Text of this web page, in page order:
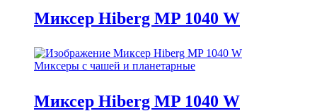
Миксер Hiberg MP 1040 W
Миксеры с чашей и планетарные
Миксер Hiberg MP 1040 W